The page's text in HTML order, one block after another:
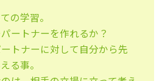
の学習。
ートナーを作れるか？
トナーに対して自分から先
る事。